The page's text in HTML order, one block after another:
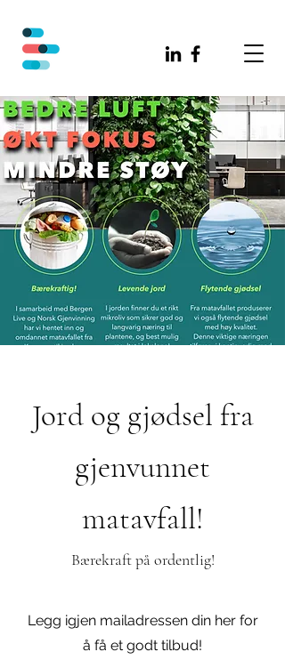
Jord og gjødsel fra
gjenvunnet
matavfall!
Bærekraft på ordentlig!
Legg igjen mailadressen din her for
å få et godt tilbud!